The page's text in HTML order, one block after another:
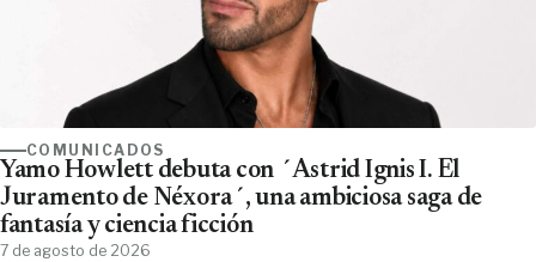
COMUNICADOS
Yamo Howlett debuta con ´Astrid Ignis I. El
Juramento de Néxora´, una ambiciosa saga de
fantasía y ciencia ficción
7 de agosto de 2026